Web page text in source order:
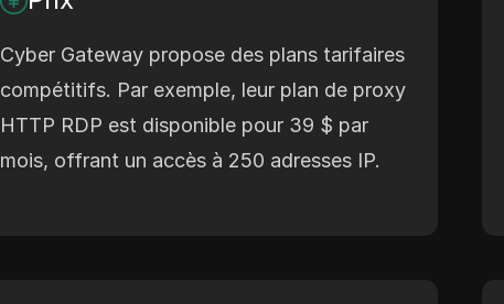
Cyber Gateway propose des plans tarifaires
compétitifs. Par exemple, leur plan de proxy
HTTP RDP est disponible pour 39 $ par
mois, offrant un accès à 250 adresses IP.